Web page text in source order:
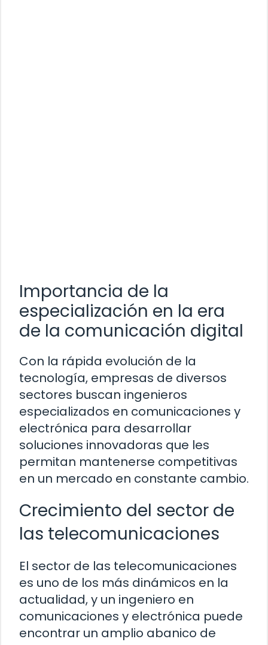
Importancia de la
especialización en la era
de la comunicación digital
Con la rápida evolución de la
tecnología, empresas de diversos
sectores buscan ingenieros
especializados en comunicaciones y
electrónica para desarrollar
soluciones innovadoras que les
permitan mantenerse competitivas
en un mercado en constante cambio.
Crecimiento del sector de
las telecomunicaciones
El sector de las telecomunicaciones
es uno de los más dinámicos en la
actualidad, y un ingeniero en
comunicaciones y electrónica puede
encontrar un amplio abanico de